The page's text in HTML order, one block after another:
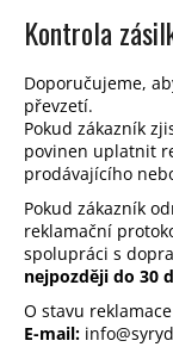
Kontrola
Doporučujeme,
převzetí.
Pokud zákazník
povinen uplatnit
prodávajícího
Pokud zákazník
reklamační
spolupráci s
nejpozději do 30
O stavu
E-mail:
o
t
ř
e
b
u
j
e
t
e
n